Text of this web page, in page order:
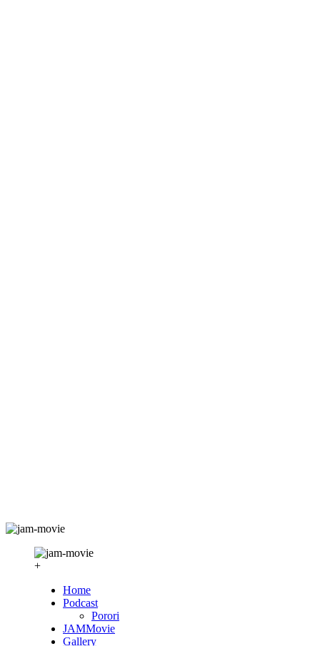
+
Home
Podcast
Porori
JAMMovie
Gallery